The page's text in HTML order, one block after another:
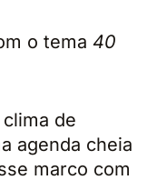
o tema 40
de
agenda cheia
marco com